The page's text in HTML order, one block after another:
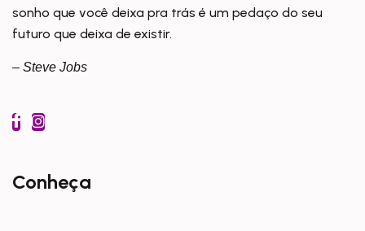
sonho que você deixa pra trás é um pedaço do seu
futuro que deixa de existir.
– Steve Jobs
Conheça